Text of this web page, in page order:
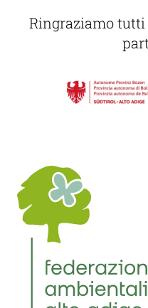
Ringraziamo